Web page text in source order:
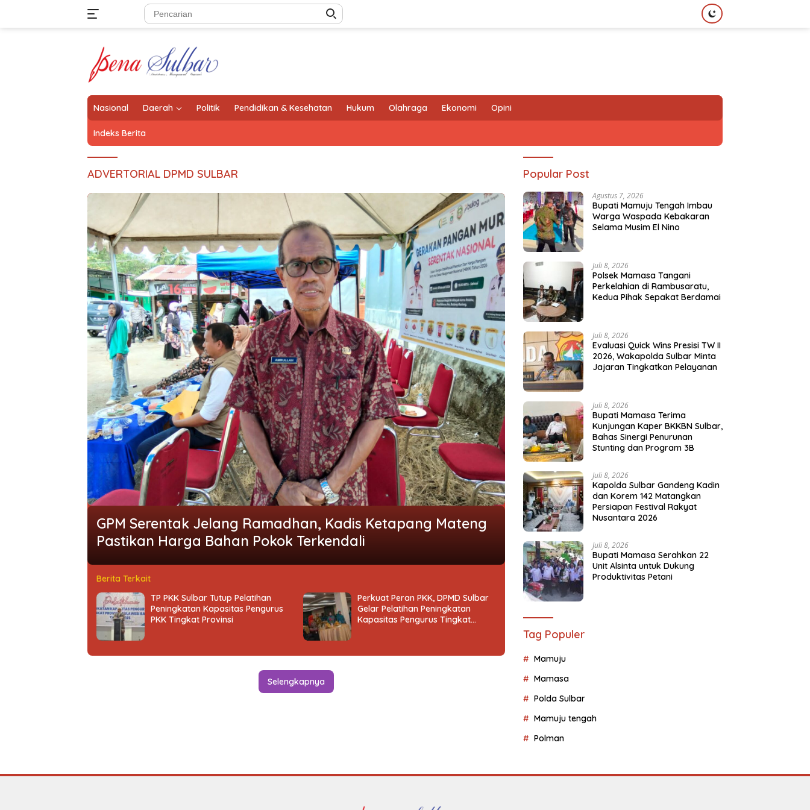
Nasional Daerah Politik Pendidikan & Kesehatan Hukum Olahraga Ekonomi Opini
Indeks Berita
ADVERTORIAL DPMD SULBAR
GPM Serentak Jelang Ramadhan, Kadis Ketapang Mateng
Pastikan Harga Bahan Pokok Terkendali
Berita Terkait
TP PKK Sulbar Tutup Pelatihan
Peningkatan Kapasitas Pengurus
PKK Tingkat Provinsi
Perkuat Peran PKK, DPMD Sulbar
Gelar Pelatihan Peningkatan
Kapasitas Pengurus Tingkat
Selengkapnya
Popular Post
Agustus 7, 2026
Bupati Mamuju Tengah Imbau
Warga Waspada Kebakaran
Selama Musim El Nino
Juli 8, 2026
Polsek Mamasa Tangani
Perkelahian di Rambusaratu,
Kedua Pihak Sepakat Berdamai
Juli 8, 2026
Evaluasi Quick Wins Presisi TW II
2026, Wakapolda Sulbar Minta
Jajaran Tingkatkan Pelayanan
Juli 8, 2026
Bupati Mamasa Terima
Kunjungan Kaper BKKBN Sulbar,
Bahas Sinergi Penurunan
Stunting dan Program 3B
Juli 8, 2026
Kapolda Sulbar Gandeng Kadin
dan Korem 142 Matangkan
Persiapan Festival Rakyat
Nusantara 2026
Juli 8, 2026
Bupati Mamasa Serahkan 22
Unit Alsinta untuk Dukung
Produktivitas Petani
Tag Populer
Mamuju
Mamasa
Polda Sulbar
Mamuju tengah
Polman